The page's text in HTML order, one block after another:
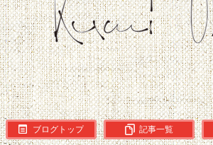
ブログトップ 記事一覧